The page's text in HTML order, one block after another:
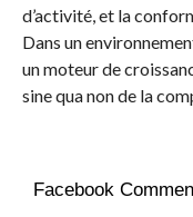
d’activité, et la
Dans un
un moteur de
sine qua non de la
Facebook